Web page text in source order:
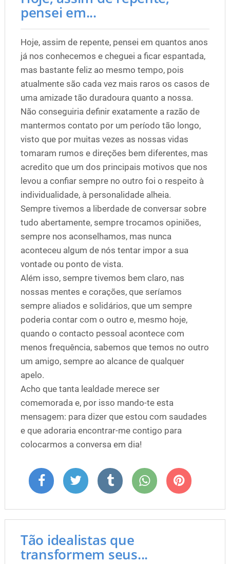
pensei em...
Hoje, assim de repente, pensei em quantos anos
já nos conhecemos e cheguei a ficar espantada,
mas bastante feliz ao mesmo tempo, pois
atualmente são cada vez mais raros os casos de
uma amizade tão duradoura quanto a nossa.
Não conseguiria definir exatamente a razão de
mantermos contato por um período tão longo,
visto que por muitas vezes as nossas vidas
tomaram rumos e direções bem diferentes, mas
acredito que um dos principais motivos que nos
levou a confiar sempre no outro foi o respeito à
individualidade, à personalidade alheia.
Sempre tivemos a liberdade de conversar sobre
tudo abertamente, sempre trocamos opiniões,
sempre nos aconselhamos, mas nunca
aconteceu algum de nós tentar impor a sua
vontade ou ponto de vista.
Além isso, sempre tivemos bem claro, nas
nossas mentes e corações, que seríamos
sempre aliados e solidários, que um sempre
poderia contar com o outro e, mesmo hoje,
quando o contacto pessoal acontece com
menos frequência, sabemos que temos no outro
um amigo, sempre ao alcance de qualquer
apelo.
Acho que tanta lealdade merece ser
comemorada e, por isso mando-te esta
mensagem: para dizer que estou com saudades
e que adoraria encontrar-me contigo para
colocarmos a conversa em dia!
Tão idealistas que
transformem seus...